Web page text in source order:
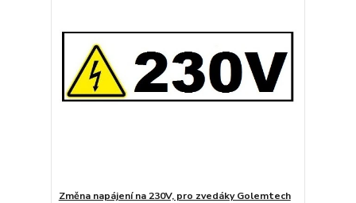
Změna napájení na 230V, pro zvedáky Golemtech